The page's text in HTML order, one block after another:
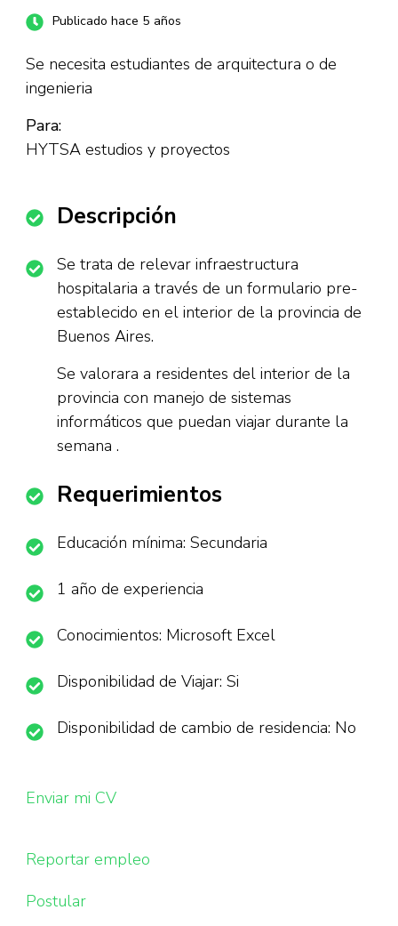
Publicado hace 5 años
Se necesita estudiantes de arquitectura o de
ingenieria
Para:
HYTSA estudios y proyectos
Descripción
Se trata de relevar infraestructura
hospitalaria a través de un formulario pre-
establecido en el interior de la provincia de
Buenos Aires.
Se valorara a residentes del interior de la
provincia con manejo de sistemas
informáticos que puedan viajar durante la
semana .
Requerimientos
Educación mínima: Secundaria
1 año de experiencia
Conocimientos: Microsoft Excel
Disponibilidad de Viajar: Si
Disponibilidad de cambio de residencia: No
Enviar mi CV
Reportar empleo
Postular